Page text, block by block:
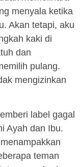
menyala ketika
Akan tetapi, aku
kaki di
dan
pulang.
mengizinkan
label gagal
Ayah dan Ibu.
teman